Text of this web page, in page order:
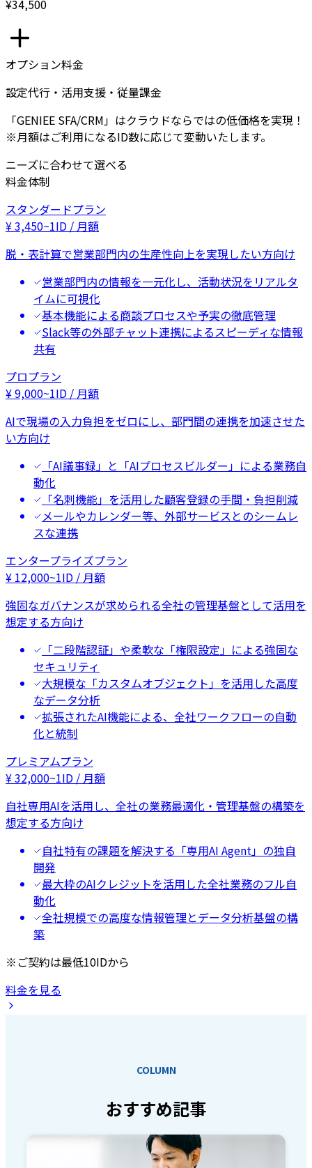
¥34,500
オプション料金
設定代行・活用支援・従量課金
「GENIEE SFA/CRM」はクラウドならではの低価格を実現！
※月額はご利用になるID数に応じて変動いたします。
ニーズに合わせて選べる
料金体制
スタンダードプラン
¥3,450~1ID / 月額
脱・表計算で営業部門内の生産性向上を実現したい方向け
営業部門内の情報を一元化し、活動状況をリアルタ
イムに可視化
基本機能による商談プロセスや予実の徹底管理
Slack等の外部チャット連携によるスピーディな情報
共有
プロプラン
¥9,000~1ID / 月額
AIで現場の入力負担をゼロにし、部門間の連携を加速させた
い方向け
「AI議事録」と「AIプロセスビルダー」による業務自
動化
「名刺機能」を活用した顧客登録の手間・負担削減
メールやカレンダー等、外部サービスとのシームレ
スな連携
エンタープライズプラン
¥ 12,000~1ID / 月額
強固なガバナンスが求められる全社の管理基盤として活用を
想定する方向け
「二段階認証」や柔軟な「権限設定」による強固な
セキュリティ
大規模な「カスタムオブジェクト」を活用した高度
なデータ分析
拡張されたAI機能による、全社ワークフローの自動
化と統制
プレミアムプラン
¥32,000~1ID / 月額
自社専用AIを活用し、全社の業務最適化・管理基盤の構築を
想定する方向け
自社特有の課題を解決する「専用AI Agent」の独自
開発
最大枠のAIクレジットを活用した全社業務のフル自
動化
全社規模での高度な情報管理とデータ分析基盤の構
築
※ご契約は最低10IDから
料金を見る
COLUMN
おすすめ記事